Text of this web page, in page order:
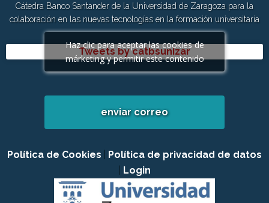
Cátedra Banco Santander de la Universidad de Zaragoza para la
colaboración en las nuevas tecnologías en la formación universitaria
Tweets by catbsunizar
Haz clic para aceptar las cookies de
márketing y permitir este contenido
enviar correo
Política de Cookies
Política de privacidad de datos
Login